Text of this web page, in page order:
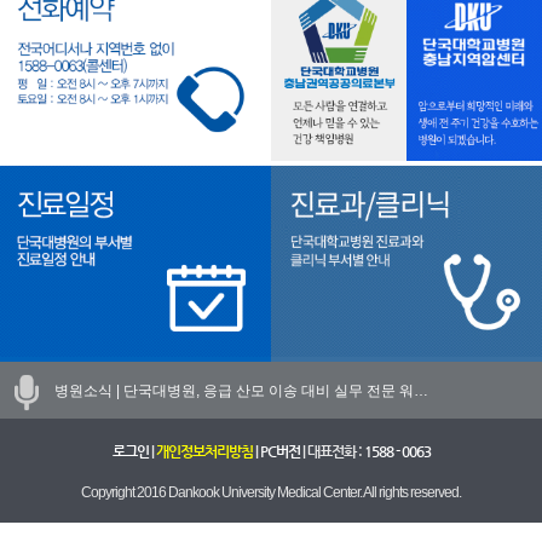
병원소식 | 단국대병원, 응급 산모 이송 대비 실무 전문 워…
로그인| 개인정보처리방침| PC버전| 대표전화 : 1588 - 0063
Copyright 2016 Dankook University Medical Center. All rights reserved.